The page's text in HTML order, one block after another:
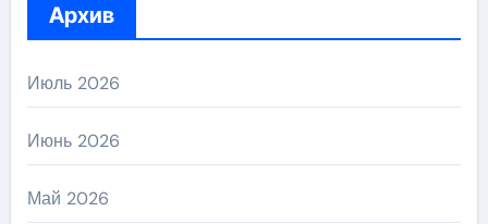
Архив
Июль 2026
Июнь 2026
Май 2026